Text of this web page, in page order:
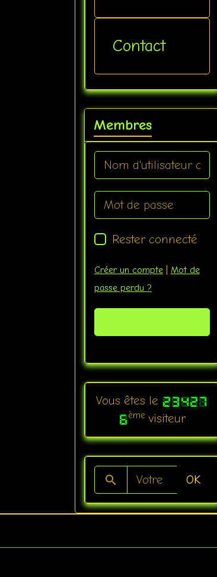
Contact
Membres
Rester connecté
Créer un compte| Mot de
passe perdu ?
Vous êtes le
èmevisiteur
OK